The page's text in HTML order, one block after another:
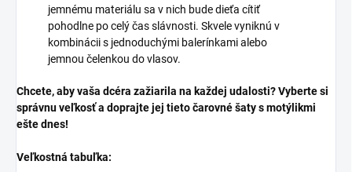
jemnému materiálu sa v nich bude dieťa cítiť
pohodlne po celý čas slávnosti. Skvele vyniknú v
kombinácii s jednoduchými balerínkami alebo
jemnou čelenkou do vlasov.
Chcete, aby vaša dcéra zažiarila na každej udalosti? Vyberte si
správnu veľkosť a doprajte jej tieto čarovné šaty s motýlikmi
ešte dnes!
Veľkostná tabuľka: